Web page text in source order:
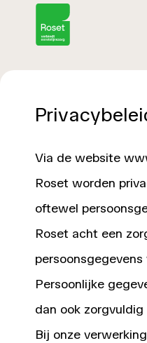
Via de website
Roset worden
oftewel
Roset acht een
Persoonlijke
dan ook
Bij onze